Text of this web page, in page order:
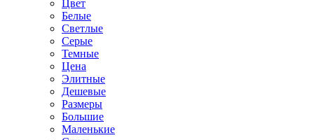
Цвет
Белые
Светлые
Серые
Темные
Цена
Элитные
Дешевые
Размеры
Большие
Маленькие